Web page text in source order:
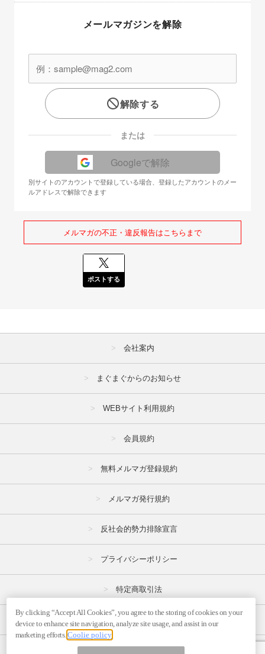
メールマガジンを解除
解除する
または
Googleで解除
別サイトのアカウントで登録している場合、登録したアカウントのメー
ルアドレスで解除できます
メルマガの不正・違反報告はこちらまで
ポストする
会社案内
まぐまぐからのお知らせ
WEBサイト利用規約
会員規約
無料メルマガ登録規約
メルマガ発行規約
反社会的勢力排除宣言
プライバシーポリシー
特定商取引法
広告掲載はこちら
メルマガの不正・違反報告はこちら
By clicking “Accept All Cookies”, you agree to the storing of cookies on your
device to enhance site navigation, analyze site usage, and assist in our
marketing efforts.Coolie policy